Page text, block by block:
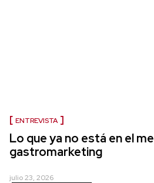
ENTREVISTA
Lo que ya no está en el
gastromarketing
julio 23, 2026